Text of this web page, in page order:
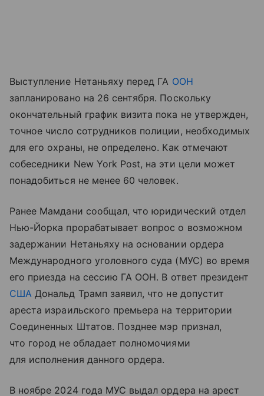
Выступление Нетаньяху перед ГА ООН
запланировано на 26 сентября. Поскольку
окончательный график визита пока не утвержден,
точное число сотрудников полиции, необходимых
для его охраны, не определено. Как отмечают
собеседники New York Post, на эти цели может
понадобиться не менее 60 человек.
Ранее Мамдани сообщал, что юридический отдел
Нью-Йорка прорабатывает вопрос о возможном
задержании Нетаньяху на основании ордера
Международного уголовного суда (МУС) во время
его приезда на сессию ГА ООН. В ответ президент
США Дональд Трамп заявил, что не допустит
ареста израильского премьера на территории
Соединенных Штатов. Позднее мэр признал,
что город не обладает полномочиями
для исполнения данного ордера.
В ноябре 2024 года МУС выдал ордера на арест